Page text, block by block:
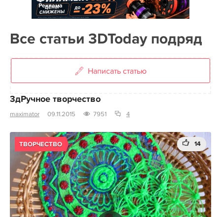
Реклама
Все статьи 3DToday подряд
Написать статью
3дРучное творчество
maximator 09.11.2015 7951 4
ТВОРЧЕСТВО 14